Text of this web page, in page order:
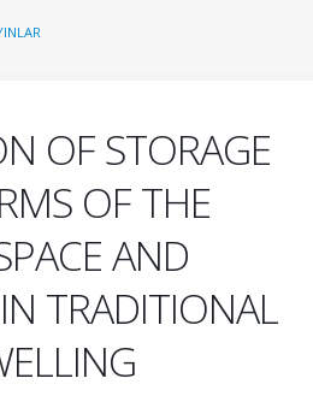
OF STORAGE
OF THE
AND
TRADITIONAL